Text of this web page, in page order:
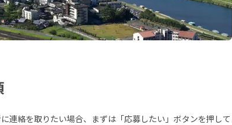
連絡を取りたい場合、まずは「応募したい」ボタンを押して